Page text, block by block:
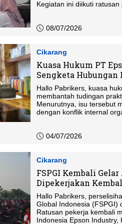
Kegiatan ini diikuti
08/07/2026
Cikarang
Kuasa Hukum PT
Sengketa
Hallo Pabrikers, kuasa
membantah tudingan
Menurutnya, isu tersebut
dengan konflik internal
04/07/2026
Cikarang
FSPGI Kembali
Dipekerjakan
Hallo Pabrikers,
Global Indonesia (FSPGI)
Ratusan pekerja kembali
Indonesia Epson Industry,